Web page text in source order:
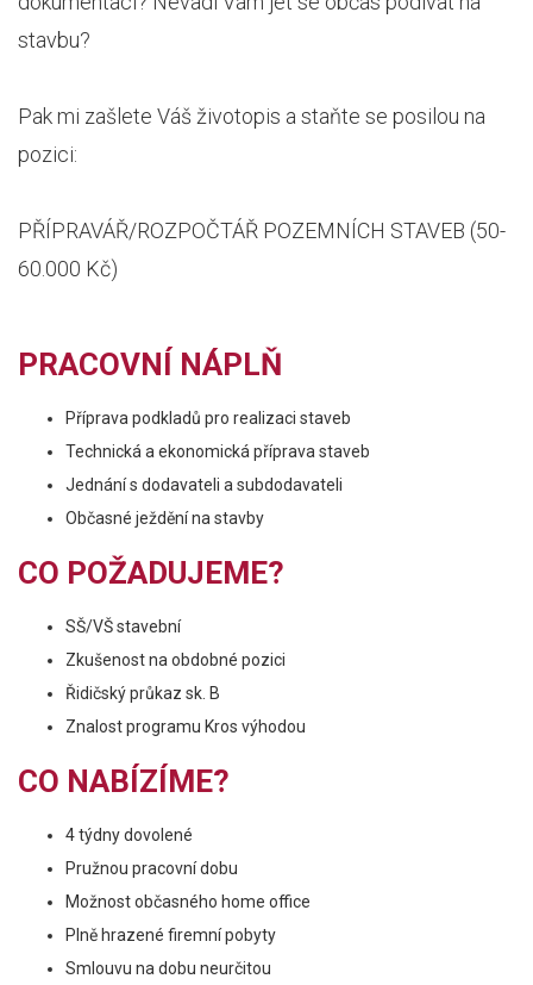
stavbu?
Pak mi zašlete Váš životopis a staňte se posilou na
pozici:
PŘÍPRAVÁŘ/ROZPOČTÁŘ POZEMNÍCH STAVEB (50-
60.000 Kč)
PRACOVNÍ NÁPLŇ
Příprava podkladů pro realizaci staveb
Technická a ekonomická příprava staveb
Jednání s dodavateli a subdodavateli
Občasné ježdění na stavby
CO POŽADUJEME?
SŠ/VŠ stavební
Zkušenost na obdobné pozici
Řidičský průkaz sk. B
Znalost programu Kros výhodou
CO NABÍZÍME?
4 týdny dovolené
Pružnou pracovní dobu
Možnost občasného home office
Plně hrazené firemní pobyty
Smlouvu na dobu neurčitou